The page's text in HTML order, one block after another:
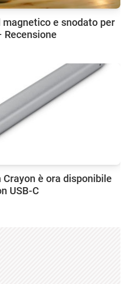
magnetico e snodato per
Recensione
è ora disponibile
USB-C